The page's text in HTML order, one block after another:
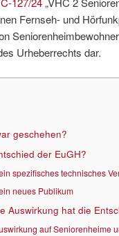
Fernseh- und
Urheberrechts dar.
geschehen?
der EuGH?
spezifisches technisches
neues Publikum
Auswirkung hat die
auf Seniorenheime